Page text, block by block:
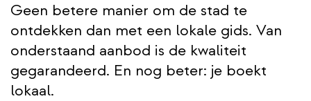
Geen betere manier om de stad te
ontdekken dan met een lokale gids. Van
onderstaand aanbod is de kwaliteit
gegarandeerd. En nog beter: je boekt
lokaal.